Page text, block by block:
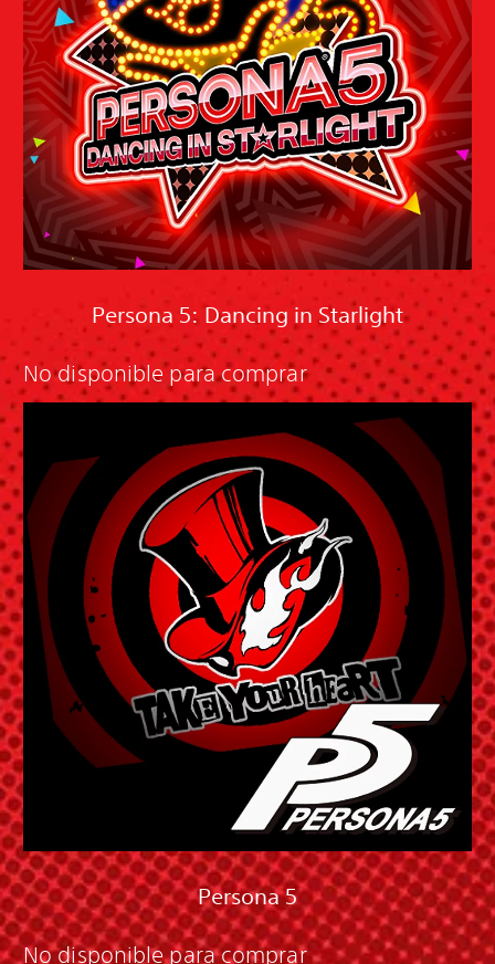
Persona 5: Dancing in Starlight
No disponible para comprar
Persona 5
No disponible para comprar